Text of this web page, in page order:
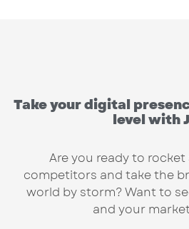
Take your digital
level with
Are you ready to
competitors and take the
world by storm? Want to
and your